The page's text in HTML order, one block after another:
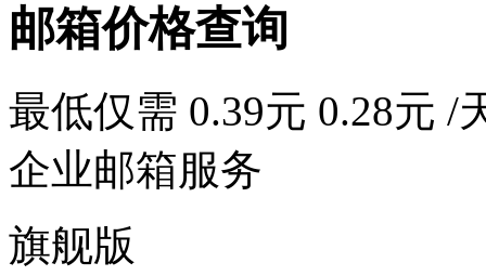
邮箱价格查询
最低仅需 0.39元 0.28元 /
企业邮箱服务
旗舰版